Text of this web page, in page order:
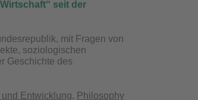
seit der
mit Fragen von
soziologischen
Geschichte des
und Entwicklung, Philosophy